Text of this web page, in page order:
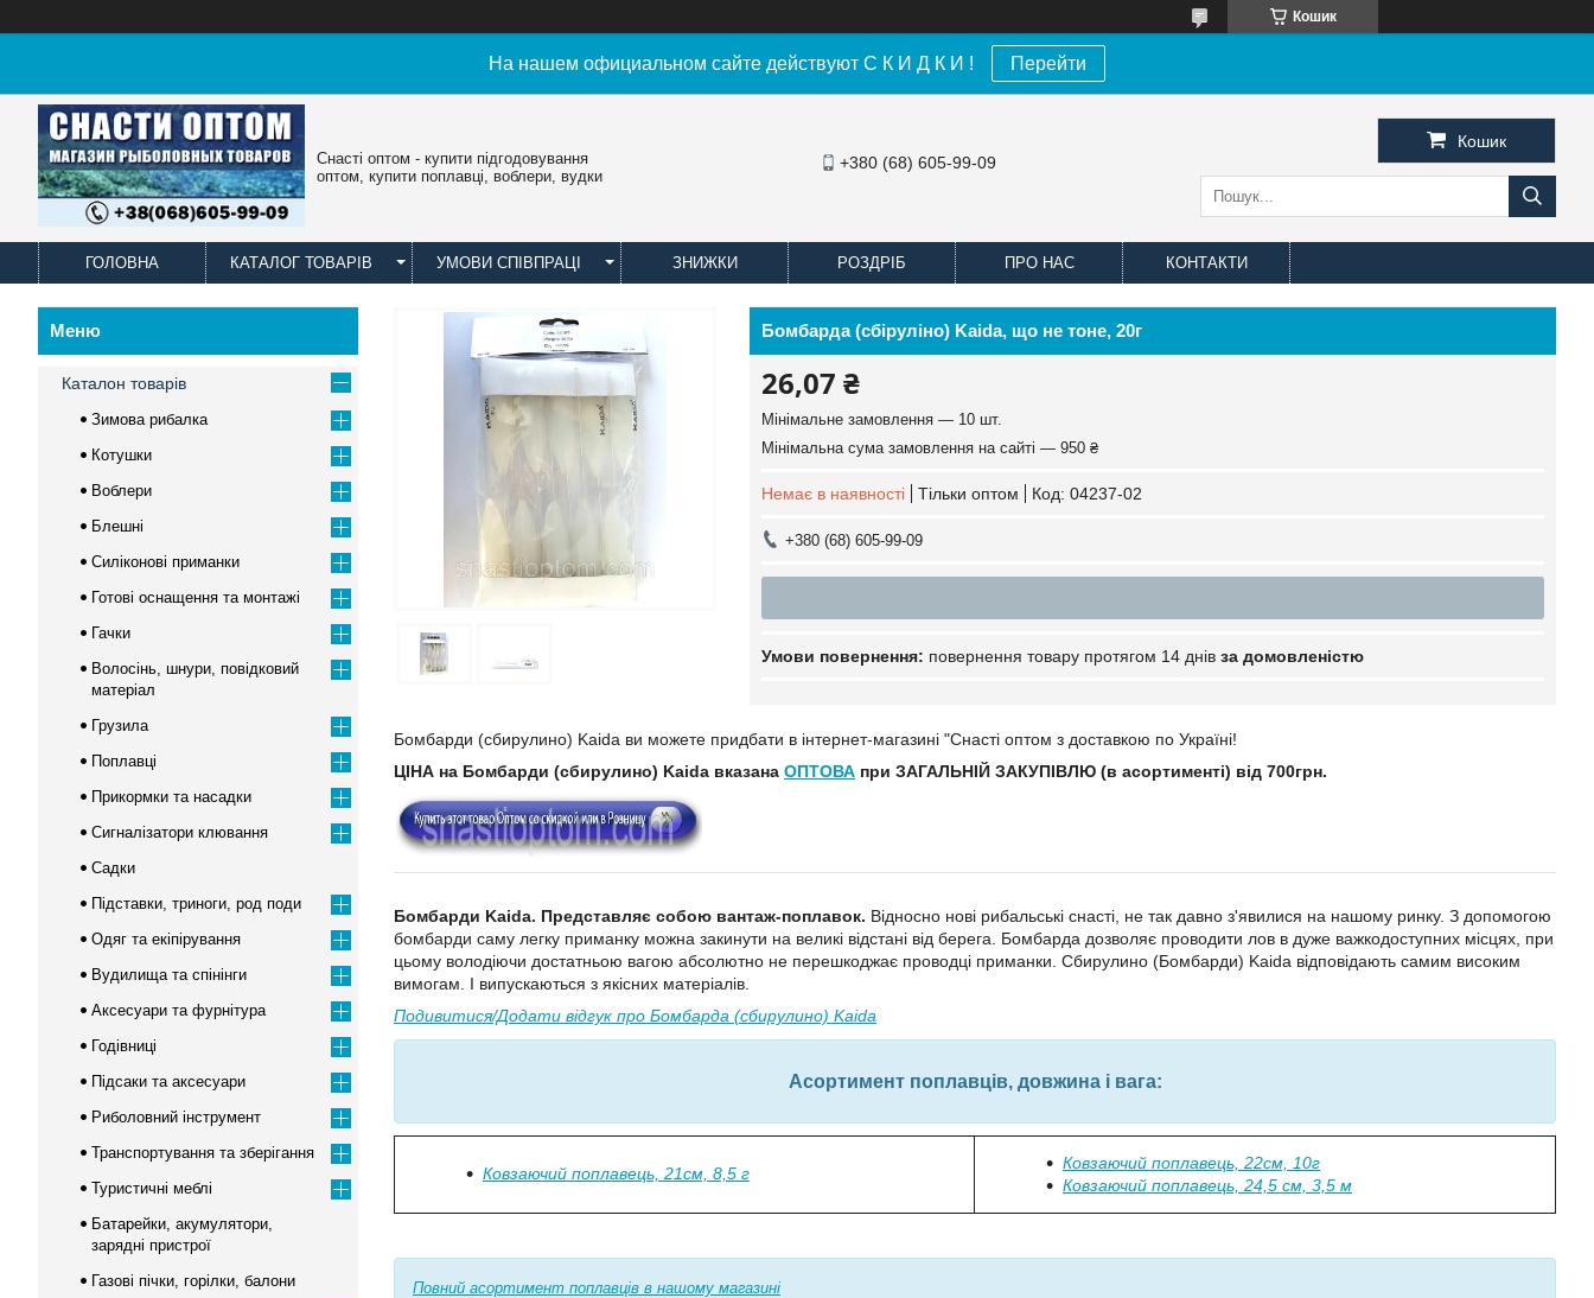
Кошик
На нашем официальном сайте действуют С К И Д К И ! Перейти
Снасті оптом - купити підгодовування
оптом, купити поплавці, воблери, вудки
+380 (68) 605-99-09
Кошик
ГОЛОВНА КАТАЛОГ ТОВАРІВ УМОВИ СПІВПРАЦІ ЗНИЖКИ РОЗДРІБ ПРО НАС КОНТАКТИ
Бомбарда (сбіруліно) Kaida, що не тоне, 20г
26,07 ₴
Мінімальне замовлення — 10 шт.
Мінімальна сума замовлення на сайті — 950 ₴
Немає в наявності Тільки оптом Код: 04237-02
+380 (68) 605-99-09
повернення товару протягом 14 днів за домовленістю
Бомбарди (сбирулино) Kaida ви можете придбати в інтернет-магазині "Снасті оптом з доставкою по Україні!
ЦІНА на Бомбарди (сбирулино) Kaida вказана ОПТОВА при ЗАГАЛЬНІЙ ЗАКУПІВЛЮ (в асортименті) від 700грн.
Бомбарди Kaida. Представляє собою вантаж-поплавок. Відносно нові рибальські снасті, не так давно з'явилися на нашому ринку. З допомогою
бомбарди саму легку приманку можна закинути на великі відстані від берега. Бомбарда дозволяє проводити лов в дуже важкодоступних місцях, при
цьому володіючи достатньою вагою абсолютно не перешкоджає проводці приманки. Сбирулино (Бомбарди) Kaida відповідають самим високим
вимогам. І випускаються з якісних матеріалів.
Подивитися/Додати відгук про Бомбарда (сбирулино) Kaida
Асортимент поплавців, довжина і вага:
Ковзаючий поплавець, 21см, 8,5 г
Ковзаючий поплавець, 22см, 10г
Ковзаючий поплавець, 24,5 см, 3,5 м
Повний асортимент поплавців в нашому магазині
Каталон товарів
Зимова рибалка
Котушки
Воблери
Блешні
Силіконові приманки
Готові оснащення та монтажі
Гачки
Волосінь, шнури, повідковий
матеріал
Грузила
Поплавці
Прикормки та насадки
Сигналізатори клювання
Садки
Підставки, триноги, род поди
Одяг та екіпірування
Вудилища та спінінги
Аксесуари та фурнітура
Годівниці
Підсаки та аксесуари
Риболовний інструмент
Транспортування та зберігання
Туристичні меблі
Батарейки, акумулятори,
зарядні пристрої
Газові пічки, горілки, балони